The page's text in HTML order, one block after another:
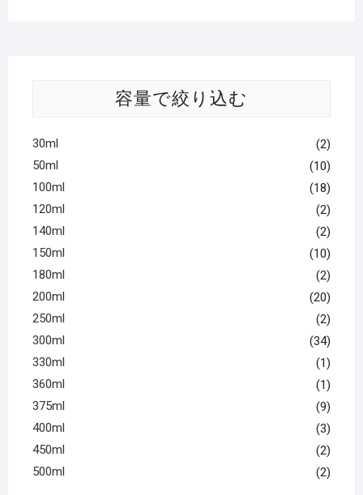
容量で絞り込む
30ml
(2)
50ml
(10)
100ml
(18)
120ml
(2)
140ml
(2)
150ml
(10)
180ml
(2)
200ml
(20)
250ml
(2)
300ml
(34)
330ml
(1)
360ml
(1)
375ml
(9)
400ml
(3)
450ml
(2)
500ml
(2)